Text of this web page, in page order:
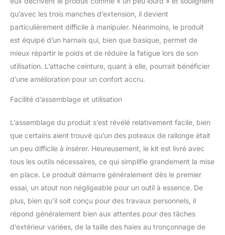
ce qui vous donne une
précision et un contrôle
inégalés. ✅ Des résultats
de qualité
d'une lame à double
tranchant en acier
trempé, notre accessoire
nettes et précises,
professionnelle à chaque
fois. Obtenez des haies
améliorent l'esthétique
de votre espace
extérieur. ✅ Des résultats
immédiats : Commencez
parfaitement taillées.
Obtenez des résultats
impressionnants en un
qu’avec les trois manches d’extension, il devient
particulièrement difficile à manipuler. Néanmoins, le produit
est équipé d’un harnais qui, bien que basique, permet de
mieux répartir le poids et de réduire la fatigue lors de son
utilisation. L’attache ceinture, quant à elle, pourrait bénéficier
d’une amélioration pour un confort accru.
Facilité d’assemblage et utilisation
L’assemblage du produit s’est révélé relativement facile, bien
que certains aient trouvé qu’un des poteaux de rallonge était
un peu difficile à insérer. Heureusement, le kit est livré avec
tous les outils nécessaires, ce qui simplifie grandement la mise
en place. Le produit démarre généralement dès le premier
essai, un atout non négligeable pour un outil à essence. De
plus, bien qu’il soit conçu pour des travaux personnels, il
répond généralement bien aux attentes pour des tâches
d’extérieur variées, de la taille des haies au tronçonnage de